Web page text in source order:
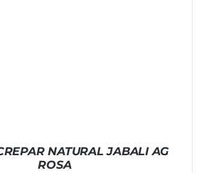
NATURAL JABALI AG
ROSA